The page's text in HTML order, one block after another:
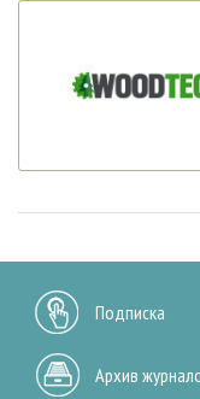
Подписка
Архив